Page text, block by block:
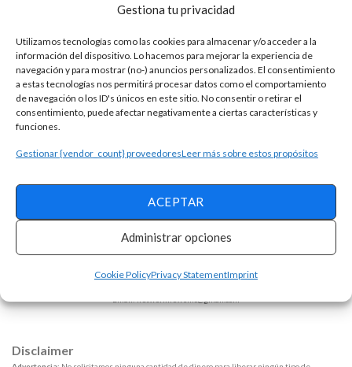
Gestiona tu privacidad
Utilizamos tecnologías como las cookies para almacenar y/o acceder a la
información del dispositivo. Lo hacemos para mejorar la experiencia de
navegación y para mostrar (no-) anuncios personalizados. El consentimiento
a estas tecnologías nos permitirá procesar datos como el comportamiento
de navegación o los ID's únicos en este sitio. No consentir o retirar el
consentimiento, puede afectar negativamente a ciertas características y
funciones.
Gestionar {vendor_count} proveedoresLeer más sobre estos propósitos
ACEPTAR
Administrar opciones
Cookie PolicyPrivacy StatementImprint
Opt-out Preferences
Disclaimer